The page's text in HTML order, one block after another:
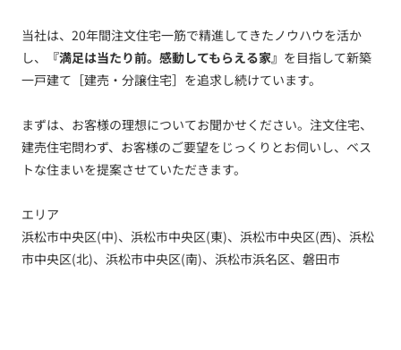
当社は、20年間注文住宅一筋で精進してきたノウハウを活か
し、
『満足は当たり前。感動してもらえる家』 を目指して新築
一戸建て［建売・分譲住宅］を追求し続けています。
まずは、お客様の理想についてお聞かせください。注文住宅、
建売住宅問わず、お客様のご要望をじっくりとお伺いし、ベス
トな住まいを提案させていただきます。
エリア
浜松市中央区(中)、浜松市中央区(東)、浜松市中央区(西)、浜松
市中央区(北)、浜松市中央区(南)、浜松市浜名区、磐田市